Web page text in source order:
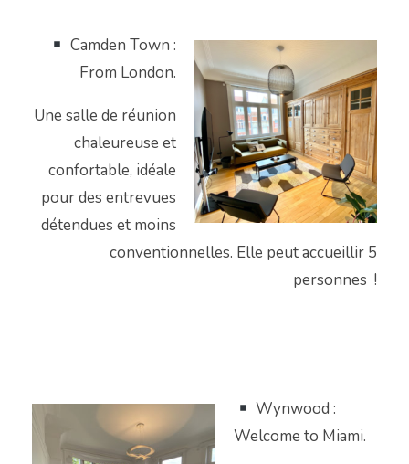
Camden Town :
From London.
Une salle de réunion
chaleureuse et
confortable, idéale
pour des entrevues
détendues et moins
conventionnelles. Elle peut accueillir 5
personnes !
Wynwood :
Welcome to Miami.